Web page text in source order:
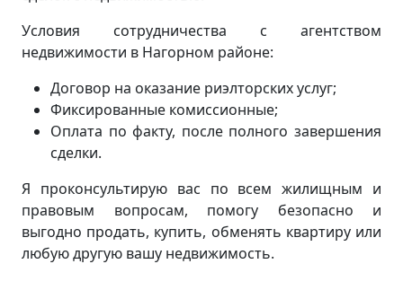
Условия сотрудничества с агентством
недвижимости в Нагорном районе:
Договор на оказание риэлторских услуг;
Фиксированные комиссионные;
Оплата по факту, после полного завершения
сделки.
Я проконсультирую вас по всем жилищным и
правовым вопросам, помогу безопасно и
выгодно продать, купить, обменять квартиру или
любую другую вашу недвижимость.